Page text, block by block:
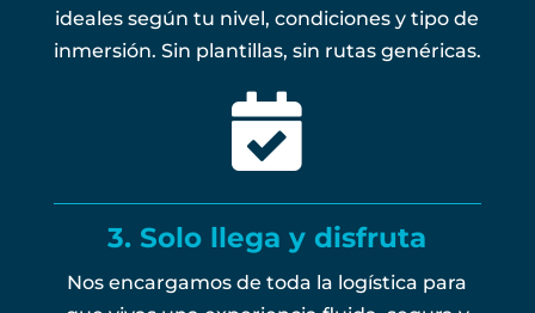
ideales según tu nivel, condiciones y tipo de
inmersión. Sin plantillas, sin rutas genéricas.

3. Solo llega y disfruta
Nos encargamos de toda la logística para